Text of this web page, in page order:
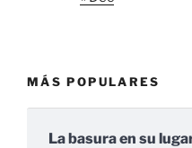
MÁS POPULARES
La basura en su